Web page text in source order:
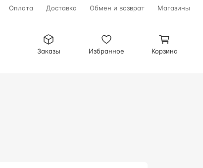
Оплата Доставка Обмен и возврат Магазины
Заказы Избранное Корзина